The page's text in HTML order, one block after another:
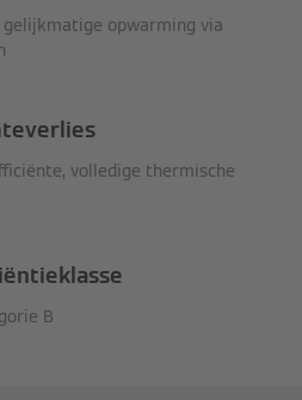
gelijkmatige opwarming via
volledige thermische
B